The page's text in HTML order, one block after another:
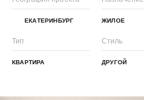
ЕКАТЕРИНБУРГ ЖИЛОЕ
Тип
КВАРТИРА
Стиль
ДРУГОЙ